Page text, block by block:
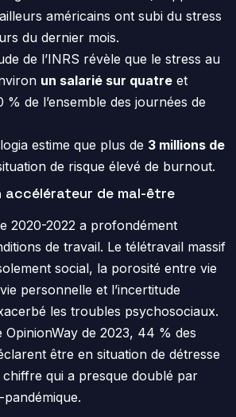
américains ont subi du stress
du dernier mois.
de l’INRS révèle que le stress au
un salarié sur quatre et
de l’ensemble des journées de
estime que plus de 3 millions de
de risque élevé de burnout.
accélérateur de mal-être
2020-2022 a profondément
de travail. Le télétravail massif
social, la porosité entre vie
personnelle et l’incertitude
les troubles psychosociaux.
OpinionWay de 2023, 44 % des
être en situation de détresse
qui a presque doublé par